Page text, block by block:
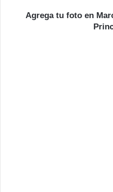
Agrega tu foto en